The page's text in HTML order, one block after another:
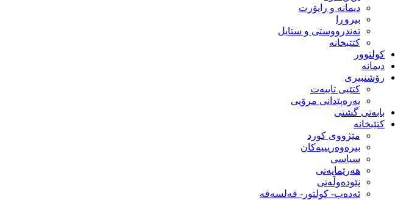
دیمانە و راپۆرت
بیروڕا
تەندرووستی و ستایل
کتێبخانە
کولتوور
دیمانە
رۆشنبیری
کتێبی تایبەت
پەرەپێدانی مرۆیی
بابەتی گشتی
کتێبخانە
مێژووى کورد
بیرەوەریییەکان
سیاسى
هەرێمایەتی
نێودەوڵەتی
ئەدەب- کولتور- فەلسەفە